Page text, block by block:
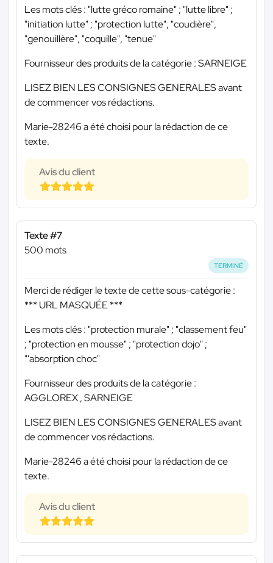
Les mots clés : "lutte gréco romaine" ; "lutte libre" ;
"initiation lutte" ; "protection lutte", "coudière",
"genouillère", "coquille", "tenue"
Fournisseur des produits de la catégorie : SARNEIGE
LISEZ BIEN LES CONSIGNES GENERALES avant
de commencer vos rédactions.
Marie-28246 a été choisi pour la rédaction de ce
texte.
Avis du client
Texte #7
500 mots
TERMINÉ
Merci de rédiger le texte de cette sous-catégorie :
*** URL MASQUÉE ***
Les mots clés : "protection murale" ; "classement feu"
; "protection en mousse" ; "protection dojo" ;
"'absorption choc"
Fournisseur des produits de la catégorie :
AGGLOREX , SARNEIGE
LISEZ BIEN LES CONSIGNES GENERALES avant
de commencer vos rédactions.
Marie-28246 a été choisi pour la rédaction de ce
texte.
Avis du client